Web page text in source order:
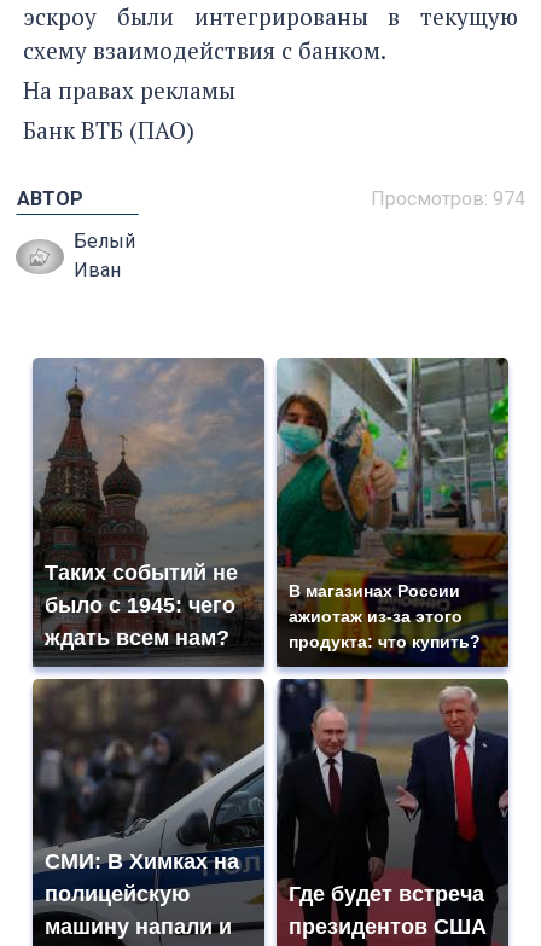
эскроу были интегрированы в текущую
схему взаимодействия с банком.
На правах рекламы
Банк ВТБ (ПАО)
Просмотров: 974
АВТОР
Белый
Иван
Таких событий не
было с 1945: чего
ждать всем нам?
В магазинах России
ажиотаж из-за этого
продукта: что купить?
СМИ: В Химках на
полицейскую
машину напали и
Где будет встреча
президентов США